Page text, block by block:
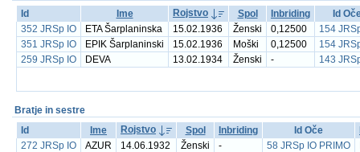
Id
Ime Rojstvo Spol Inbriding
Id
352 JRSp IO
ETA Šarplaninska 15.02.1936 Ženski 0,12500
154
351 JRSp IO
EPIK Šarplaninski 15.02.1936 Moški 0,12500
154
259 JRSp IO
DEVA 13.02.1934 Ženski - 143
Bratje in sestre
Id
Ime Rojstvo Spol Inbriding Id Oče
272 JRSp IO
AZUR 14.06.1932 Ženski - 58 JRSp IO PRIMO